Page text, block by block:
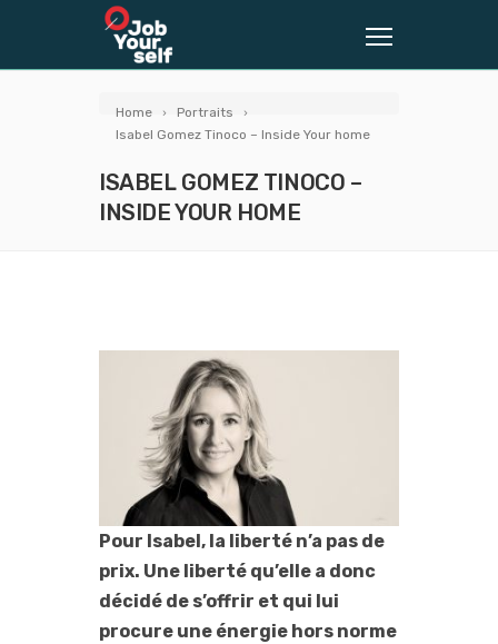
Home
Portraits
Isabel Gomez Tinoco – Inside Your home
ISABEL GOMEZ TINOCO –
INSIDE YOUR HOME
Pour Isabel, la liberté n’a pas de
prix. Une liberté qu’elle a donc
décidé de s’offrir et qui lui
procure une énergie hors norme